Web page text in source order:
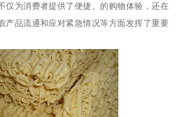
仅为消费者提供了便捷、的购物体验，还在
产品流通和应对紧急情况等方面发挥了重要